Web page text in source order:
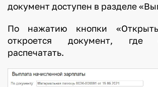
документ доступен в разделе
По нажатию кнопки «Открыть
откроется документ,
распечатать.